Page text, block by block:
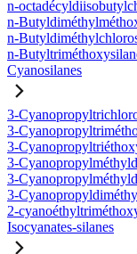
n-
n-
n-
n-
Cyanosilanes
3-
3-
3-
3-
3-
3-
2-
Isocyanates-silanes